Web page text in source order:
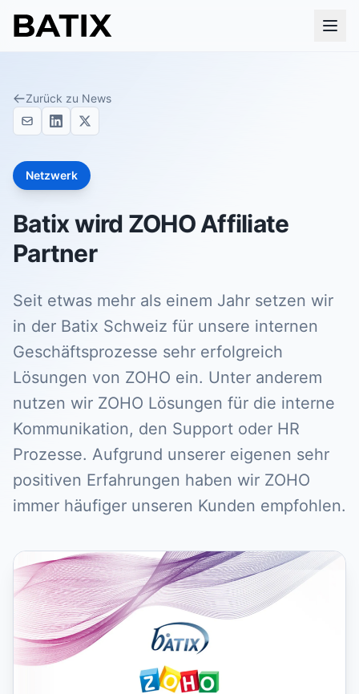
Zurück zu News
Netzwerk
Batix wird ZOHO Affiliate
Partner
Seit etwas mehr als einem Jahr setzen wir
in der Batix Schweiz für unsere internen
Geschäftsprozesse sehr erfolgreich
Lösungen von ZOHO ein. Unter anderem
nutzen wir ZOHO Lösungen für die interne
Kommunikation, den Support oder HR
Prozesse. Aufgrund unserer eigenen sehr
positiven Erfahrungen haben wir ZOHO
immer häufiger unseren Kunden empfohlen.